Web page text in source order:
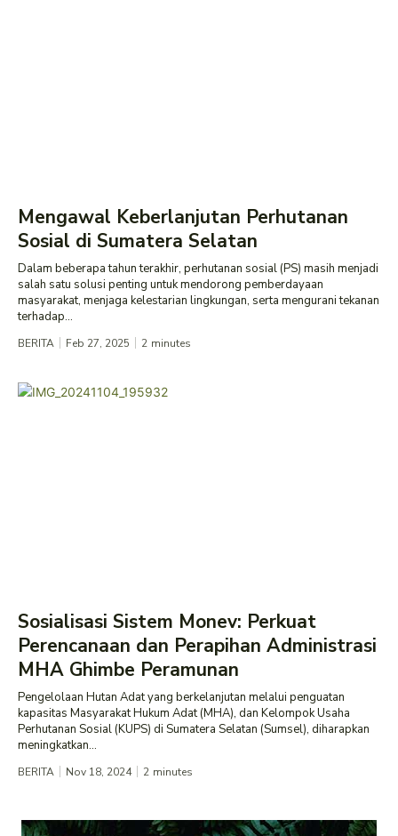
Mengawal Keberlanjutan Perhutanan
Sosial di Sumatera Selatan
Dalam beberapa tahun terakhir, perhutanan sosial (PS) masih menjadi
salah satu solusi penting untuk mendorong pemberdayaan
masyarakat, menjaga kelestarian lingkungan, serta mengurani tekanan
terhadap...
BERITA Feb 27, 2025 2 minutes
Sosialisasi Sistem Monev: Perkuat
Perencanaan dan Perapihan Administrasi
MHA Ghimbe Peramunan
Pengelolaan Hutan Adat yang berkelanjutan melalui penguatan
kapasitas Masyarakat Hukum Adat (MHA), dan Kelompok Usaha
Perhutanan Sosial (KUPS) di Sumatera Selatan (Sumsel), diharapkan
meningkatkan...
BERITA Nov 18, 2024 2 minutes